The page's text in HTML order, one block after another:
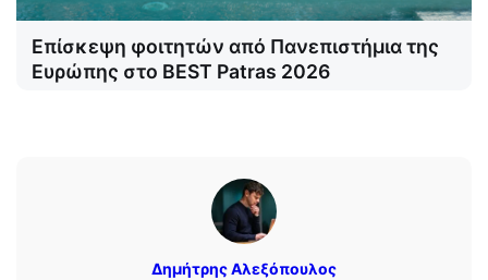
Επίσκεψη φοιτητών από Πανεπιστήμια της
Ευρώπης στο BEST Patras 2026
Δημήτρης Αλεξόπουλος